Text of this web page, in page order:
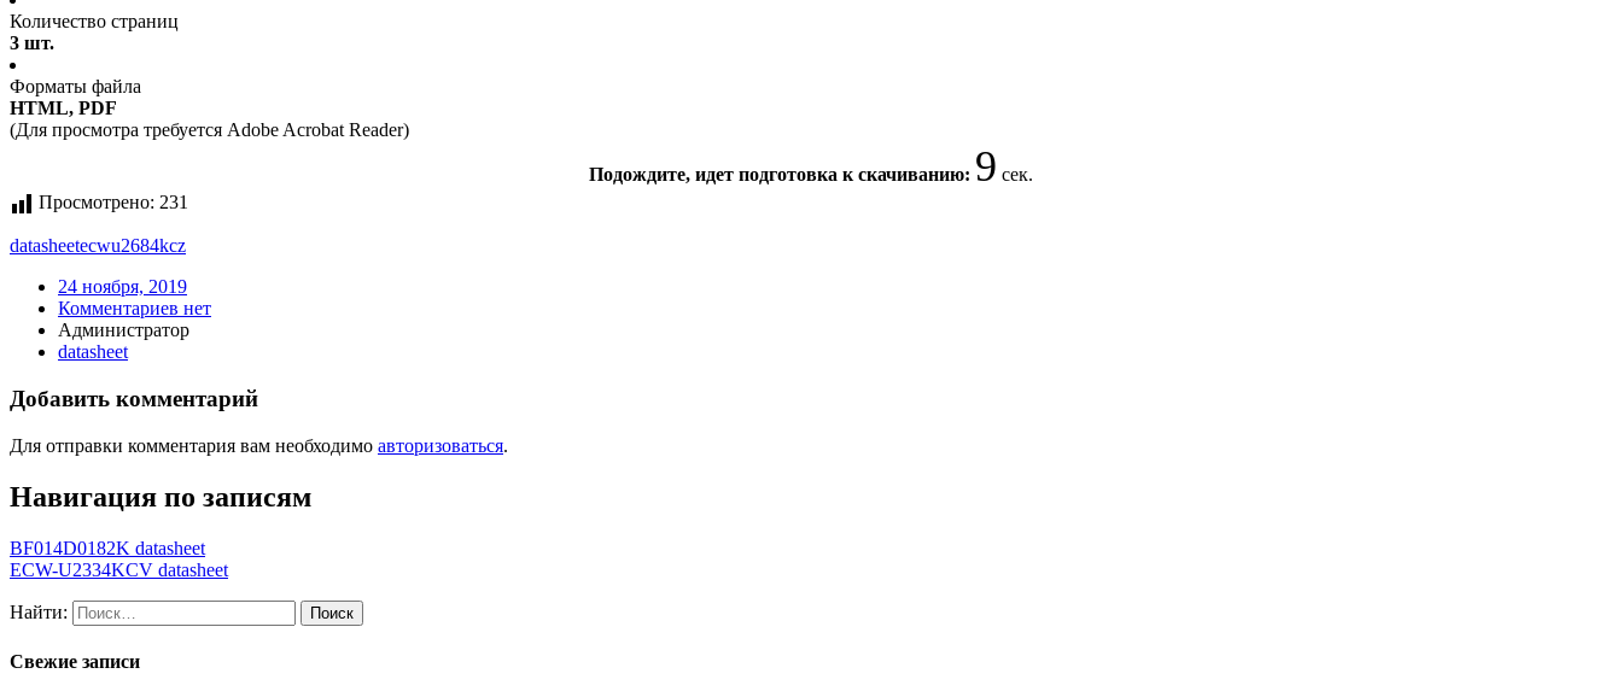
Количество страниц
3 шт.
Форматы файла
HTML, PDF
(Для просмотра требуется Adobe Acrobat Reader)
Подождите, идет подготовка к скачиванию: 9 сек.
Просмотрено: 231
datasheetecwu2684kcz
24 ноября, 2019
Комментариев нет
Администратор
datasheet
Добавить комментарий
Для отправки комментария вам необходимо авторизоваться.
Навигация по записям
BF014D0182K datasheet
ECW-U2334KCV datasheet
Найти:
Свежие записи